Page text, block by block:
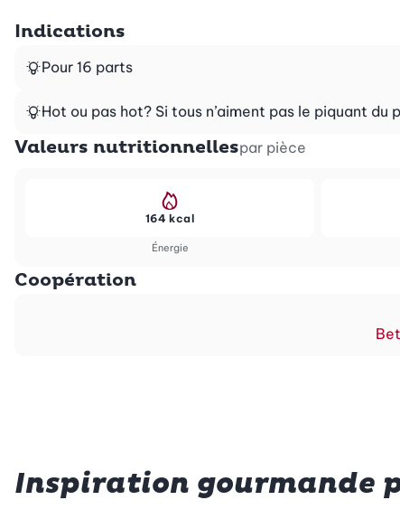
Indications
Pour 16 parts
Hot ou pas hot? Si tous n’aiment pas le piquant
Valeurs nutritionnellespar pièce
Énergie
164 kcal
Coopération
Inspiration gourmande